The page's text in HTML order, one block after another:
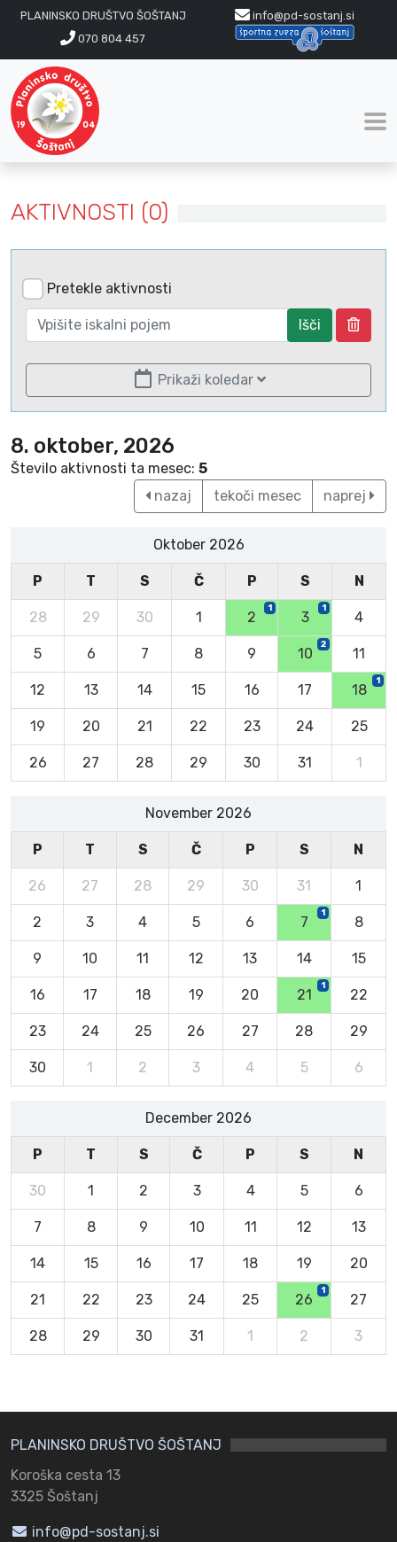
PLANINSKO DRUŠTVO ŠOŠTANJ
info@pd-sostanj.si
070 804 457
AKTIVNOSTI (0)
Pretekle aktivnosti
Išči
Prikaži koledar
8. oktober, 2026
Število aktivnosti ta mesec: 5
nazaj
tekoči mesec naprej
Oktober 2026
P T S Č P S N
28 29 30 1 2
1
3
1
4
5 6 7 8 9 10
2
11
12 13 14 15 16 17 18
1
19 20 21 22 23 24 25
26 27 28 29 30 31 1
November 2026
P T S Č P S N
26 27 28 29 30 31 1
2 3 4 5 6 7
1
8
9 10 11 12 13 14 15
16 17 18 19 20 21
1
22
23 24 25 26 27 28 29
30 1 2 3 4 5 6
December 2026
P T S Č P S N
30 1 2 3 4 5 6
7 8 9 10 11 12 13
14 15 16 17 18 19 20
21 22 23 24 25 26
1
27
28 29 30 31 1 2 3
PLANINSKO DRUŠTVO ŠOŠTANJ
Koroška cesta 13
3325 Šoštanj
info@pd-sostanj.si